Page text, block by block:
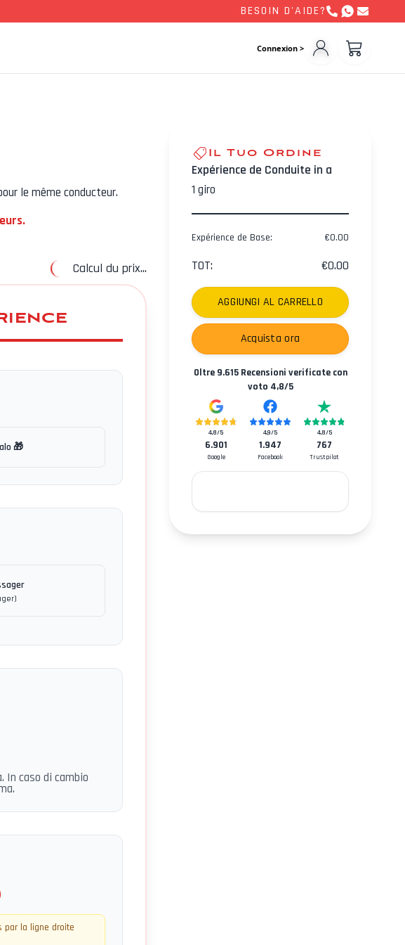
BESOIN D'AIDE?
Connexion >
le même conducteur.
Calcul du prix...
🎁
)
In caso di cambio
par la ligne droite
Il Tuo Ordine
Expérience de Conduite in a
1 giro
Expérience de Base: €0.00
TOT: €0.00
AGGIUNGI AL CARRELLO
Acquista ora
Oltre 9.615Recensioni verificate con
voto 4,8/5
4,8/5
6.901
Google
4,9/5
1.947
Facebook
4,8/5
767
Trustpilot